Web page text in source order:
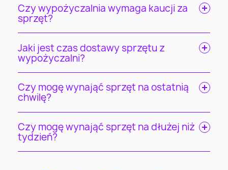
Czy wypożyczalnia wymaga kaucji za
sprzęt?
Jaki jest czas dostawy sprzętu z
wypożyczalni?
Czy mogę wynająć sprzęt na ostatnią
chwilę?
Czy mogę wynająć sprzęt na dłużej niż
tydzień?